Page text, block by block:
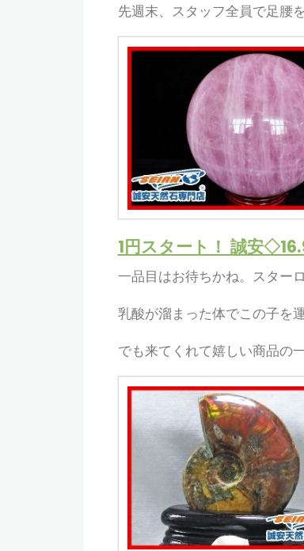
先週末、スタッフ全員で足腰
1円スタート！ 誠安
一品目はお待ちかね。スター
乳酸が溜まった体でこの子を
でも来てくれて嬉しい商品の